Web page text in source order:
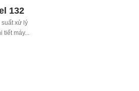
132
suất xử lý
tiết máy...